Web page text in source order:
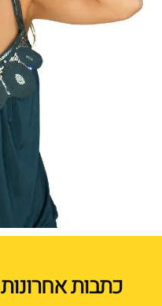
כתבות אחרונות